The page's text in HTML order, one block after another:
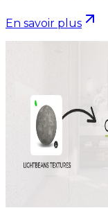
En savoir plus